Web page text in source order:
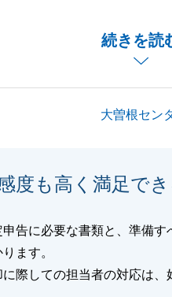
続きを読
り、少し難易度の高いお土
しまで進めることができ、
ましたらいつでもご相談く
閉じる
大曽根セン
度も高く満足で
申告に必要な書類と、準備
ます。
に際しての担当者の対応は、